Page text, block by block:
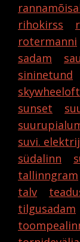
rihokirss
rotermanni
sadam
sininetund
sunset
suvi.
südalinn
tallinngram
talv
tilgusadam